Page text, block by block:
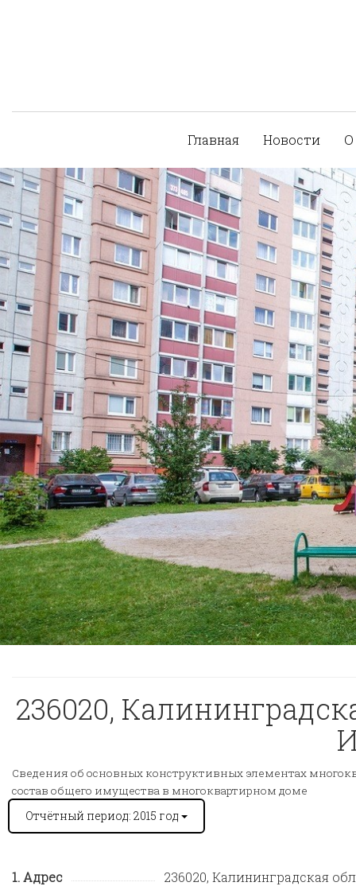
Главная Новости О
236020,
Сведения об основных конструктивных элементах
состав общего имущества в многоквартирном доме
Отчётный период: 2015 год
Адрес
236020, Калининградская